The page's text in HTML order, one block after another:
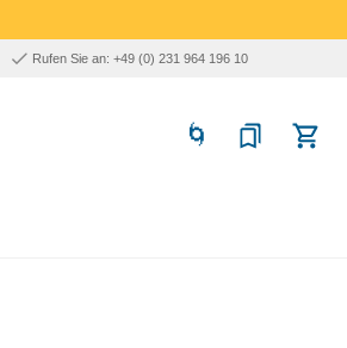
Rufen Sie an: +49 (0) 231 964 196 10